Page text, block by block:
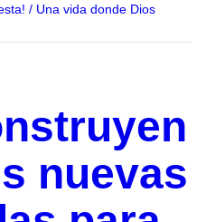
/ Una vida donde Dios
nuevas